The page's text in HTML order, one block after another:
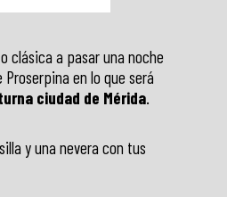
clásica a pasar una noche
en lo que será
ciudad de Mérida.
y una nevera con tus